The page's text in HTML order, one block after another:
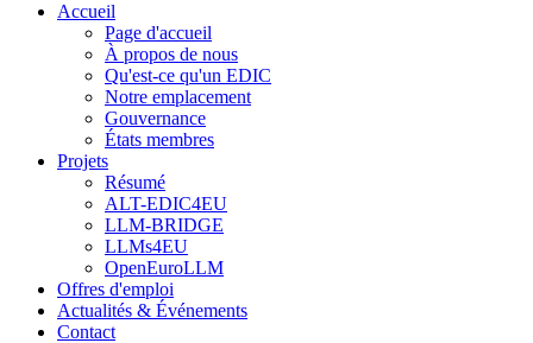
Accueil
Page d'accueil
À propos de nous
Qu'est-ce qu'un EDIC
Notre emplacement
Gouvernance
États membres
Projets
Résumé
ALT-EDIC4EU
LLM-BRIDGE
LLMs4EU
OpenEuroLLM
Offres d'emploi
Actualités & Événements
Contact